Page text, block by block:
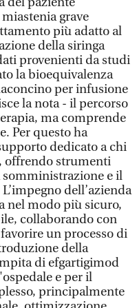
grave
più adatto al
della siringa
provenienti da studi
la bioequivalenza
per infusione
la nota - il percorso
ma comprende
Per questo ha
dedicato a chi
offrendo strumenti
somministrazione e il
dell’azienda
nel modo più sicuro,
collaborando con
un processo di
della
di efgartigimod
e per il
principalmente